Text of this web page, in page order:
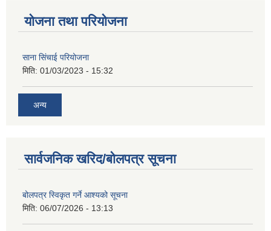
योजना तथा परियोजना
साना सिंचाई परियोजना
मिति: 01/03/2023 - 15:32
अन्य
सार्वजनिक खरिद/बोलपत्र सूचना
बोलपत्र स्विकृत गर्ने आश्यको सूचना
मिति: 06/07/2026 - 13:13